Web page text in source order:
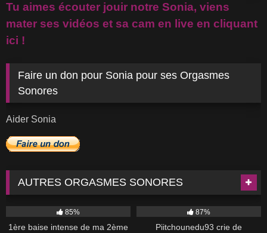
Tu aimes écouter jouir notre Sonia, viens
mater ses vidéos et sa cam en live en cliquant
ici !
Faire un don pour Sonia pour ses Orgasmes
Sonores
Aider Sonia
AUTRES ORGASMES SONORES
85%
1ère baise intense de ma 2ème
87%
Piitchounedu93 crie de